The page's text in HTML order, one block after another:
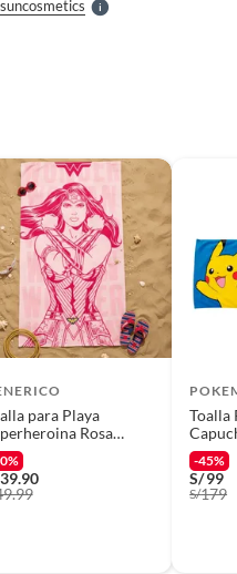
S
para Playa
Rosa
39.90
Toalla
Pika
-45%
S/99
S/179